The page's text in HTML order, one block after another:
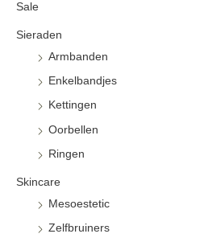
Sale
Sieraden
Armbanden
Enkelbandjes
Kettingen
Oorbellen
Ringen
Skincare
Mesoestetic
Zelfbruiners